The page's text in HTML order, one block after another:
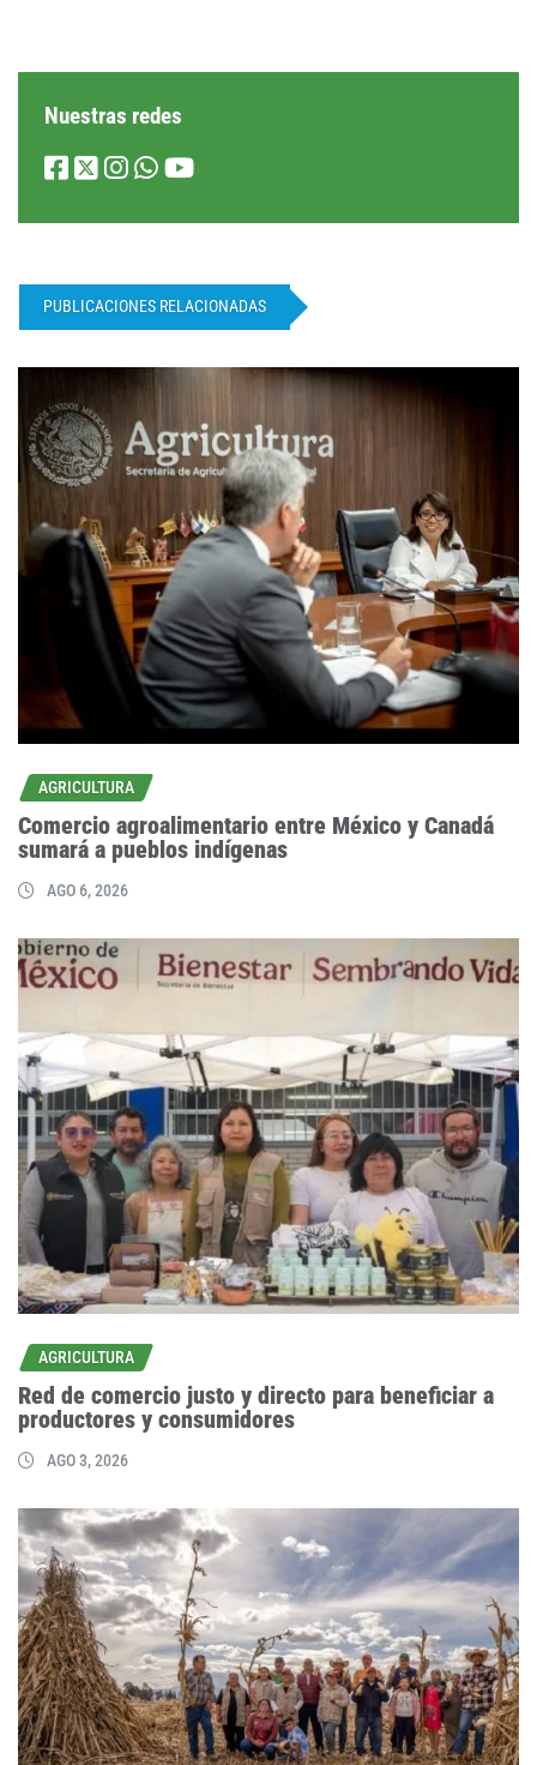
Nuestras redes
PUBLICACIONES RELACIONADAS
AGRICULTURA
Comercio agroalimentario entre México y Canadá
sumará a pueblos indígenas
AGO 6, 2026
AGRICULTURA
Red de comercio justo y directo para beneficiar a
productores y consumidores
AGO 3, 2026